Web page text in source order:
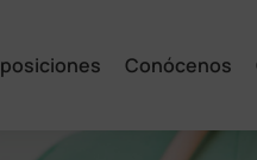
Conócenos